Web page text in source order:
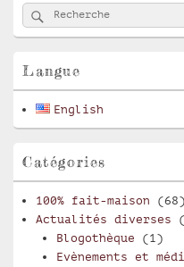
principale
de
pour
latérale
Recherche :
Rechercher
Langue
English
Catégories
100% fait-maison (68)
Actualités diverses
Blogothèque (1)
Evènements et